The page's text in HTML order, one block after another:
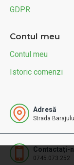
GDPR
Contul meu
Contul meu
Istoric comenzi
Adresă
Strada
Contactați-
0745.073.252